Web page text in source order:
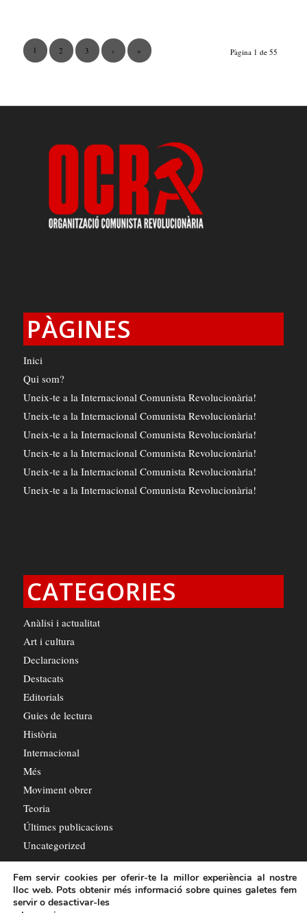
Pàgina 1 de 55
1 2 3 › »
PÀGINES
Inici
Qui som?
Uneix-te a la Internacional Comunista Revolucionària!
Uneix-te a la Internacional Comunista Revolucionària!
Uneix-te a la Internacional Comunista Revolucionària!
Uneix-te a la Internacional Comunista Revolucionària!
Uneix-te a la Internacional Comunista Revolucionària!
Uneix-te a la Internacional Comunista Revolucionària!
CATEGORIES
Anàlisi i actualitat
Art i cultura
Declaracions
Destacats
Editorials
Guies de lectura
Història
Internacional
Més
Moviment obrer
Teoria
Últimes publicacions
Uncategorized
Fem servir cookies per oferir-te la millor experiència al nostre
lloc web. Pots obtenir més informació sobre quines galetes fem
servir o desactivar-les